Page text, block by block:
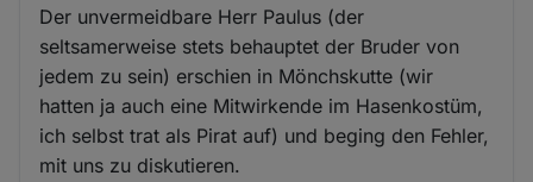
Der unvermeidbare Herr Paulus (der
seltsamerweise stets behauptet der Bruder von
jedem zu sein) erschien in Mönchskutte (wir
hatten ja auch eine Mitwirkende im Hasenkostüm,
ich selbst trat als Pirat auf) und beging den Fehler,
mit uns zu diskutieren.